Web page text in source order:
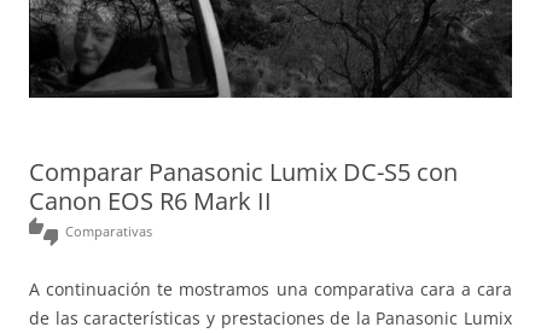
Comparar Panasonic Lumix DC-S5 con
Canon EOS R6 Mark II
thumbs_up_down Comparativas
A continuación te mostramos una comparativa cara a cara
de las características y prestaciones de la Panasonic Lumix